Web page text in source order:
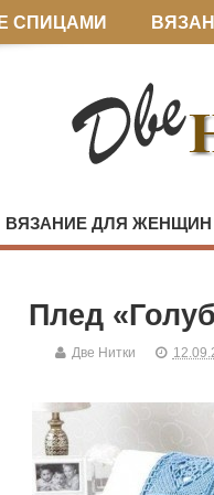
СПИЦАМИ
ВЯЗАНИЕ ДЛЯ ЖЕНЩИН
Плед
Две Нитки